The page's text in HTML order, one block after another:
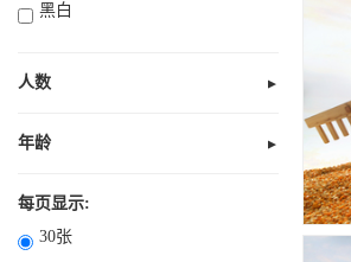
黑白
人数 ▼
1人
3人
4人
年龄 ▼
全部10岁以下
部分18岁以下
每页显示:
30张